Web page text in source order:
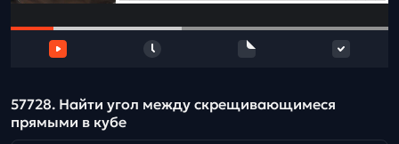
и
57728. Найти угол между скрещивающимеся
прямыми в кубе